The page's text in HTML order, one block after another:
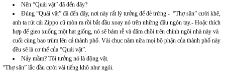
Nên “Quái vật” đã đến đây?
Đúng “Quái vật” đã đến đây, nơi này rất lý tưởng để đẻ trứng.- “Thợ săn” cười khẽ,
anh ta rút cái Zippo cũ mòn ra rồi bắt đầu xoay nó trên những đầu ngón tay.- Hoặc thích
hợp để gieo xuống một hạt giống, nó sẽ bám rễ và đâm chồi trên chính ngôi nhà này và
cuối cùng bao trùm lên cả thành phố. Vài chục năm nữa mọi bộ phận của thành phố này
đều sẽ là cơ thể của “Quái vật”.
Nảy mầm? Tôi tưởng nó là động vật.
“Thợ săn” lắc đầu cười vài tiếng khô như ngói.